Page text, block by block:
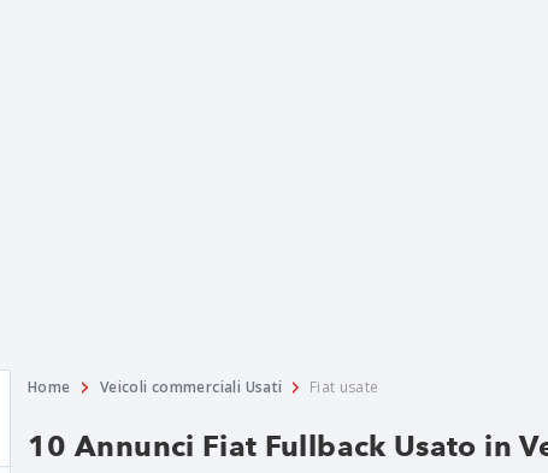
Home Veicoli commerciali Usati Fiat usate
10 Annunci Fiat Fullback Usato in